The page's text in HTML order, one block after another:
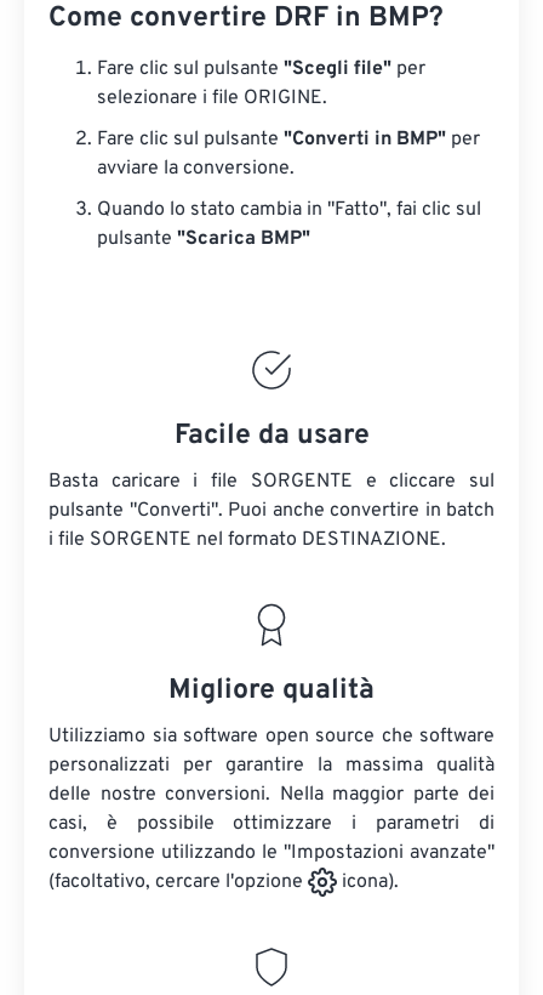
Come convertire DRF in BMP?
Fare clic sul pulsante "Scegli file" per
selezionare i file ORIGINE.
Fare clic sul pulsante "Converti in BMP" per
avviare la conversione.
Quando lo stato cambia in "Fatto", fai clic sul
pulsante "Scarica BMP"
Facile da usare
Basta caricare i file SORGENTE e cliccare sul
pulsante "Converti". Puoi anche convertire in batch
i file SORGENTE nel formato DESTINAZIONE.
Migliore qualità
Utilizziamo sia software open source che software
personalizzati per garantire la massima qualità
delle nostre conversioni. Nella maggior parte dei
casi, è possibile ottimizzare i parametri di
conversione utilizzando le "Impostazioni avanzate"
(facoltativo, cercare l'opzione
icona).